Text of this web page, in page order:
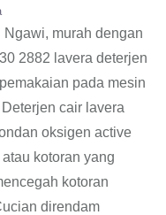
murah dengan
2882 lavera deterjen
pada mesin
cair lavera
oksigen active
kotoran yang
kotoran
direndam